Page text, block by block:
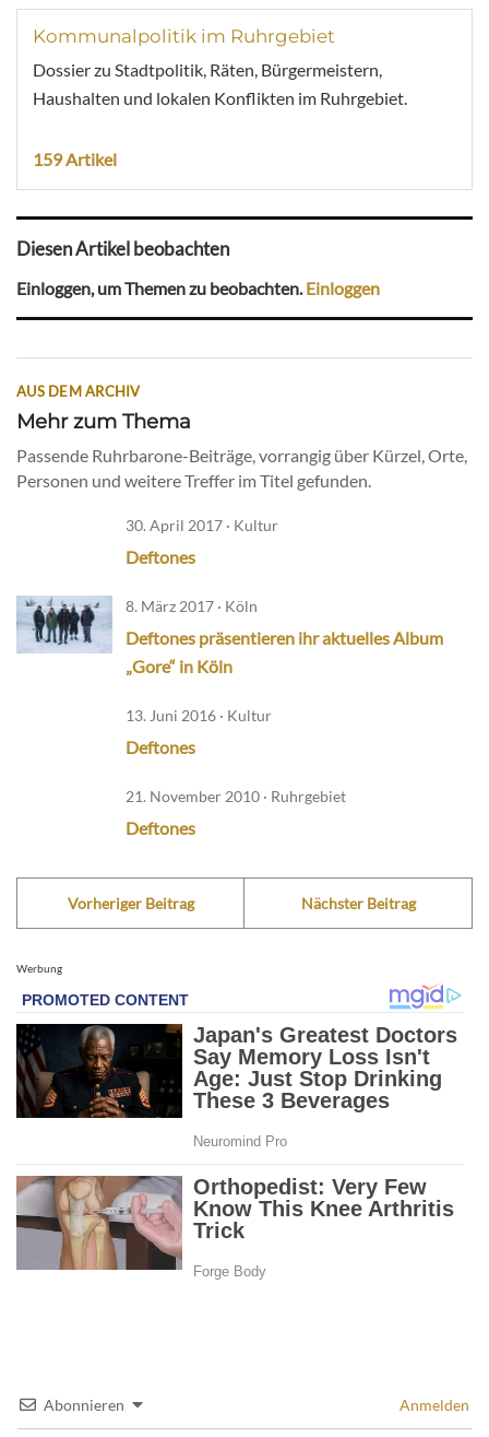
Kommunalpolitik im Ruhrgebiet
Dossier zu Stadtpolitik, Räten, Bürgermeistern,
Haushalten und lokalen Konflikten im Ruhrgebiet.
159 Artikel
Diesen Artikel beobachten
Einloggen, um Themen zu beobachten. Einloggen
AUS DEM ARCHIV
Mehr zum Thema
Passende Ruhrbarone-Beiträge, vorrangig über Kürzel, Orte,
Personen und weitere Treffer im Titel gefunden.
30. April 2017 · Kultur
Deftones
8. März 2017 · Köln
Deftones präsentieren ihr aktuelles Album
„Gore“ in Köln
13. Juni 2016 · Kultur
Deftones
21. November 2010 · Ruhrgebiet
Deftones
Vorheriger Beitrag Nächster Beitrag
Werbung
Abonnieren Anmelden